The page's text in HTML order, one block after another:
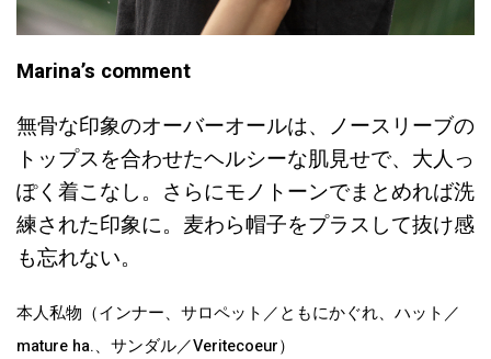
Marina’s comment
無骨な印象のオーバーオールは、ノースリーブの
トップスを合わせたヘルシーな肌見せで、大人っ
ぽく着こなし。さらにモノトーンでまとめれば洗
練された印象に。麦わら帽子をプラスして抜け感
も忘れない。
本人私物（インナー、サロペット／ともにかぐれ、ハット／
mature ha.、サンダル／Veritecoeur）